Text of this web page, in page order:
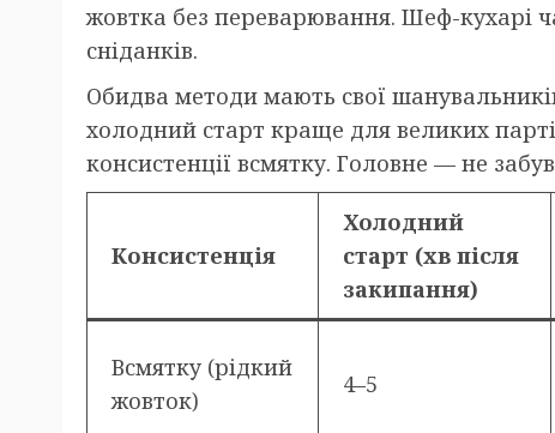
жовтка без переварювання. Шеф-кухарі
сніданків.
Обидва методи мають свої
холодний старт краще для великих
консистенції всмятку. Головне — не
Консистенція
Холодний
старт (хв після
закипання)
Всмятку (рідкий
жовток)
4–5